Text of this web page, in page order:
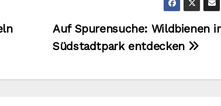
Auf Spurensuche: Wildbienen
Südstadtpark entdecken